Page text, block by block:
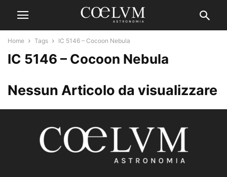
Home Tags IC 5146 – Cocoon Nebula
IC 5146 – Cocoon Nebula
Nessun Articolo da visualizzare